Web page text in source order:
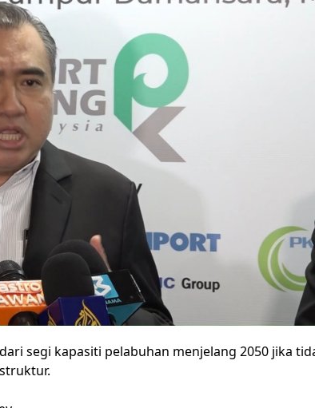
segi kapasiti pelabuhan menjelang 2050 jika